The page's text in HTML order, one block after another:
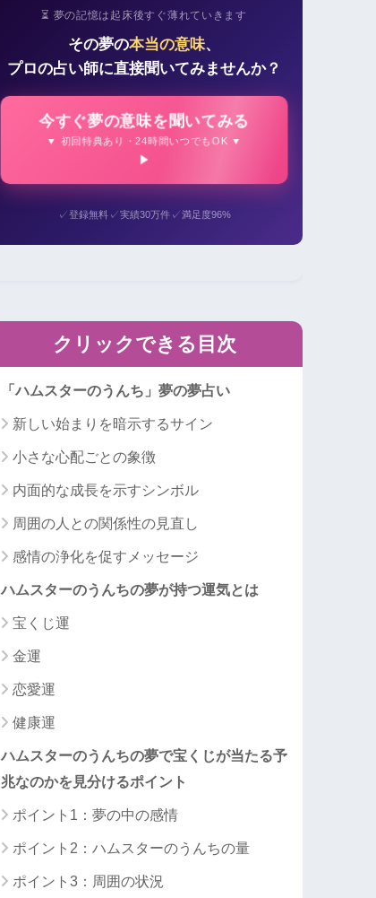
⏳ 夢の記憶は起床後すぐ薄れていきます
その夢の本当の意味、
プロの占い師に直接聞いてみませんか？
今すぐ夢の意味を聞いてみる
▼ 初回特典あり・24時間いつでもOK ▼
✓登録無料 ✓実績30万件 ✓満足度96%
クリックできる目次
「ハムスターのうんち」夢の夢占い
新しい始まりを暗示するサイン
小さな心配ごとの象徴
内面的な成長を示すシンボル
周囲の人との関係性の見直し
感情の浄化を促すメッセージ
ハムスターのうんちの夢が持つ運気とは
宝くじ運
金運
恋愛運
健康運
ハムスターのうんちの夢で宝くじが当たる予
兆なのかを見分けるポイント
ポイント1：夢の中の感情
ポイント2：ハムスターのうんちの量
ポイント3：周囲の状況